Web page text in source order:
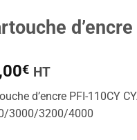
€ HT
d’encre PFI-110CY
3000/3200/4000